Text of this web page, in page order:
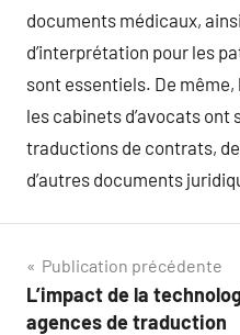
documents médicaux,
d’interprétation pour les
sont essentiels. De
les cabinets d’avocats ont
traductions de contrats,
d’autres documents
Navigation
de
Publication précédente
L’impact de la
agences de traduction